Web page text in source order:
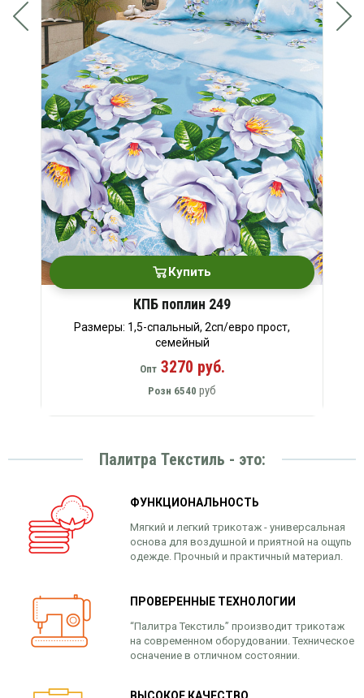
Купить
КПБ поплин 249
Размеры: 1,5-спальный, 2сп/евро прост,
семейный
Опт3270 руб.
Розн 6540 руб
Палитра Текстиль - это:
ФУНКЦИОНАЛЬНОСТЬ
Мягкий и легкий трикотаж - универсальная
основа для воздушной и приятной на ощупь
одежде. Прочный и практичный материал.
ПРОВЕРЕННЫЕ ТЕХНОЛОГИИ
“Палитра Текстиль” производит трикотаж
на современном оборудовании. Техническое
осначение в отличном состоянии.